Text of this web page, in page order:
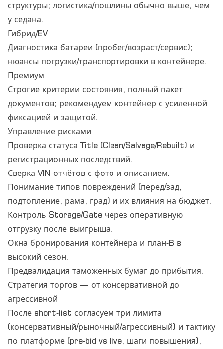
структуры; логистика/пошлины обычно выше, чем
у седана.
Гибрид/EV
Диагностика батареи (пробег/возраст/сервис);
нюансы погрузки/транспортировки в контейнере.
Премиум
Строгие критерии состояния, полный пакет
документов; рекомендуем контейнер с усиленной
фиксацией и защитой.
Управление рисками
Проверка статуса Title (Clean/Salvage/Rebuilt) и
регистрационных последствий.
Сверка VIN‑отчётов с фото и описанием.
Понимание типов повреждений (перед/зад,
подтопление, рама, град) и их влияния на бюджет.
Контроль Storage/Gate через оперативную
отгрузку после выигрыша.
Окна бронирования контейнера и план‑B в
высокий сезон.
Предвалидация таможенных бумаг до прибытия.
Стратегия торгов — от консервативной до
агрессивной
После short‑list согласуем три лимита
(консервативный/рыночный/агрессивный) и тактику
по платформе (pre‑bid vs live, шаги повышения),